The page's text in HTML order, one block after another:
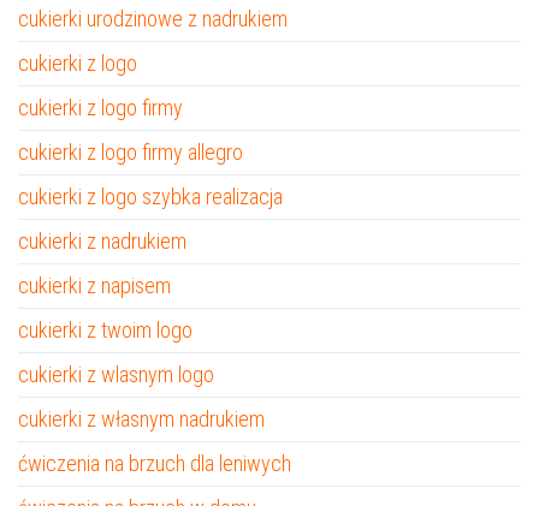
cukierki urodzinowe z nadrukiem
cukierki z logo
cukierki z logo firmy
cukierki z logo firmy allegro
cukierki z logo szybka realizacja
cukierki z nadrukiem
cukierki z napisem
cukierki z twoim logo
cukierki z wlasnym logo
cukierki z własnym nadrukiem
ćwiczenia na brzuch dla leniwych